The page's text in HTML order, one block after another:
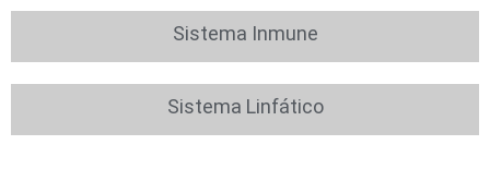
Sistema Inmune
Sistema Linfático